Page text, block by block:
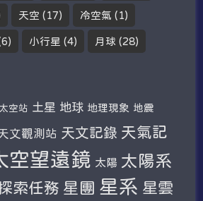
天空 (17) 冷空氣 (1)
小行星 (4) 月球 (28)
空站 土星 地球 地理現象 地震
文觀測站 天文記錄 天氣記
空望遠鏡 太陽 太陽系
索任務 星團 星系 星雲